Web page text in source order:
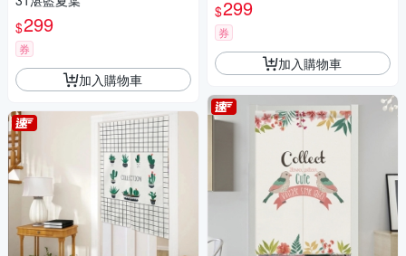
$299
券
加入購物車
$299
券
加入購物車